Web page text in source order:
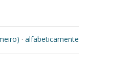
· alfabeticamente